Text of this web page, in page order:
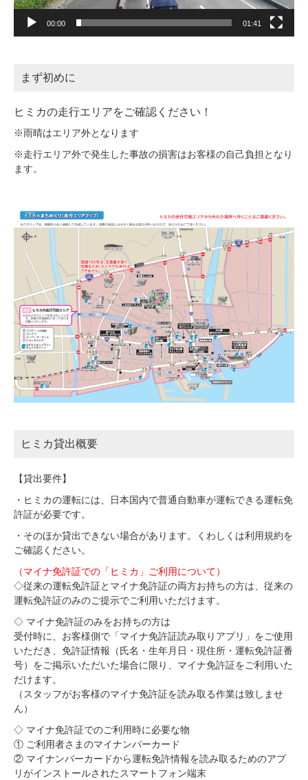
00:00 01:41
まず初めに
ヒミカの走行エリアをご確認ください！
※雨晴はエリア外となります
※走行エリア外で発生した事故の損害はお客様の自己負担となり
ます。
ヒミカ貸出概要
【貸出要件】
・ヒミカの運転には、日本国内で普通自動車が運転できる運転免
許証が必要です。
・そのほか貸出できない場合があります。くわしくは利用規約を
ご確認ください。
（マイナ免許証での「ヒミカ」ご利用について）
◇従来の運転免許証とマイナ免許証の両方お持ちの方は、従来の
運転免許証のみのご提示でご利用いただけます。
◇ マイナ免許証のみをお持ちの方は
受付時に、お客様側で「マイナ免許証読み取りアプリ」をご使用
いただき、免許証情報（氏名・生年月日・現住所・運転免許証番
号）をご掲示いただいた場合に限り、マイナ免許証をご利用いた
だけます。
（スタッフがお客様のマイナ免許証を読み取る作業は致しませ
ん）
◇ マイナ免許証でのご利用時に必要な物
① ご利用者さまのマイナンバーカード
② マイナンバーカードから運転免許情報を読み取るためのアプ
リがインストールされたスマートフォン端末